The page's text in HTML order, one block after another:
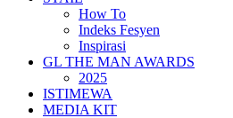
How To
Indeks Fesyen
Inspirasi
GL THE MAN AWARDS
2025
ISTIMEWA
MEDIA KIT